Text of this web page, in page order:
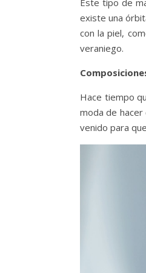
existe una
con la piel,
veraniego.
Hace tiempo
moda de
venido para